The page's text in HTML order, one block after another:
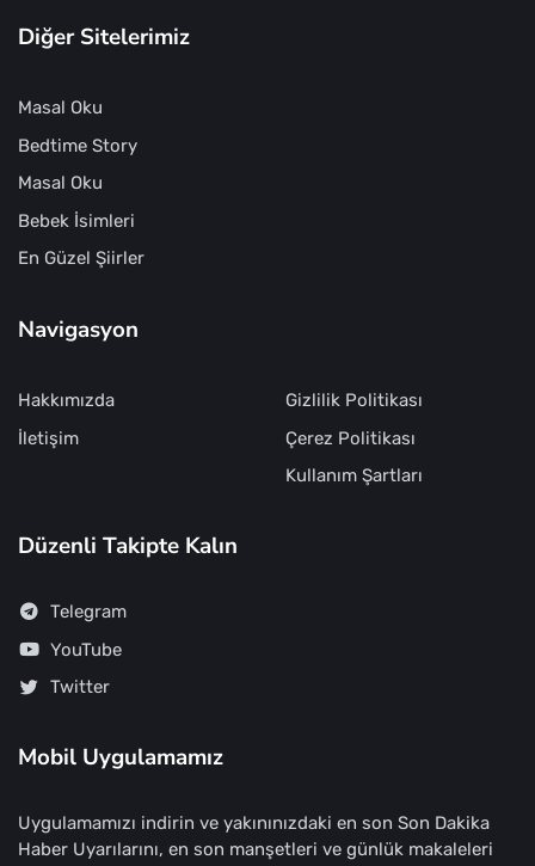
Diğer Sitelerimiz
Masal Oku
Bedtime Story
Masal Oku
Bebek İsimleri
En Güzel Şiirler
Navigasyon
Hakkımızda
İletişim
Gizlilik Politikası
Çerez Politikası
Kullanım Şartları
Düzenli Takipte Kalın
Telegram
YouTube
Twitter
Mobil Uygulamamız
Uygulamamızı indirin ve yakınınızdaki en son Son Dakika
Haber Uyarılarını, en son manşetleri ve günlük makaleleri